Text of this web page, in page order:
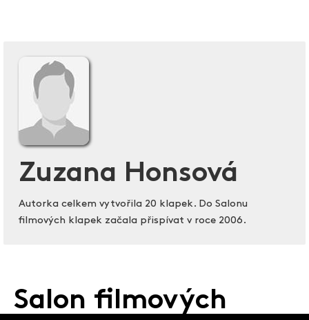
Zuzana Honsová
Autorka celkem vytvořila 20 klapek. Do Salonu
filmových klapek začala přispívat v roce 2006.
Salon filmových